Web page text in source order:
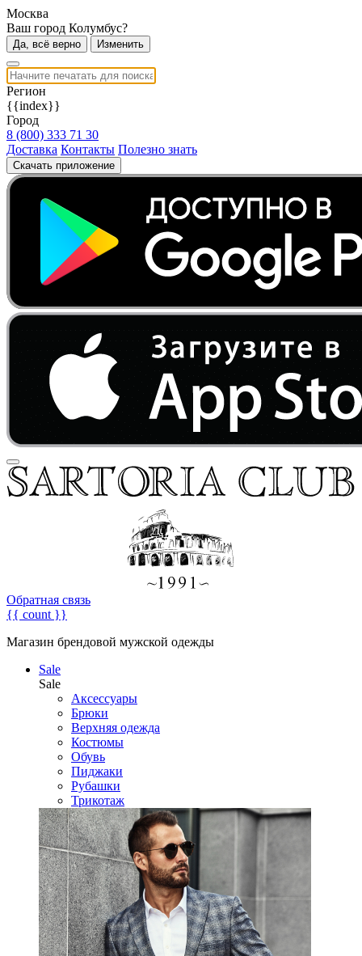
Москва
Ваш город Колумбус?
Да, всё верно Изменить
Регион
{{index}}
Город
8 (800) 333 71 30
Доставка Контакты Полезно знать
Скачать приложение
Обратная связь
{{ count }}
Магазин брендовой мужской одежды
Sale
Sale
Аксессуары
Брюки
Верхняя одежда
Костюмы
Обувь
Пиджаки
Рубашки
Трикотаж